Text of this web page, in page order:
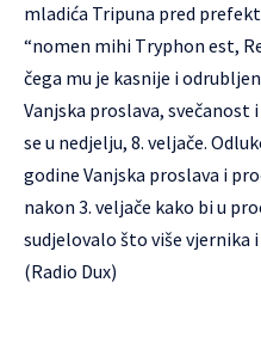
mladića Tripuna pred
“nomen mihi Тrурhоn est,
čega mu je kasnije i
Vanjska proslava, svečanost
se u nedjelju, 8. veljače.
godine Vanjska proslava i
nakon 3. veljače kako bi u
sudjelovalo što više vjernika
(Radio Dux)